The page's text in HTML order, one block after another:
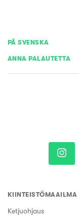
PÅ SVENSKA
ANNA PALAUTETTA
KIINTEISTÖMAAILMA
Ketjuohjaus